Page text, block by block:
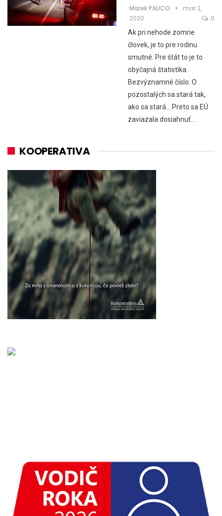
Marek PAUCO
mar 2,
2020
0
Ak pri nehode zomrie
človek, je to pre rodinu
smutné. Pre štát to je to
obyčajná štatistika.
Bezvýznamné číslo. O
pozostalých sa stará tak,
ako sa stará... Preto sa EÚ
zaviazala dosiahnuť…
KOOPERATIVA